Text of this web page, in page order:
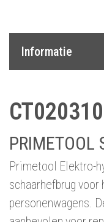
Informatie
PRIMETOOL
Primetool Elektro-
schaarhefbrug
personenwagens.